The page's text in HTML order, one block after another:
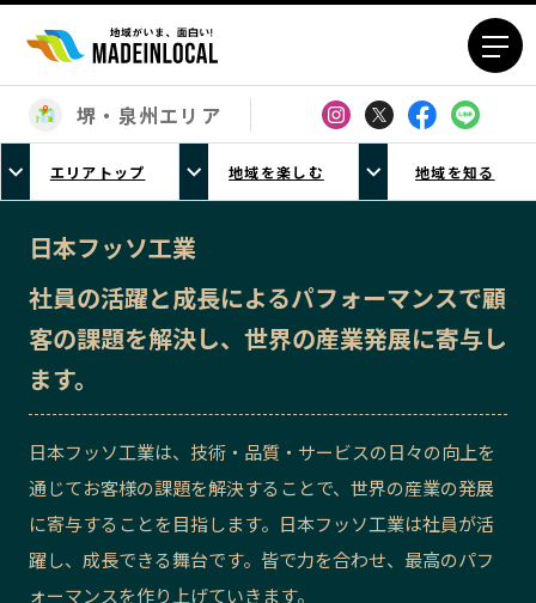
エリアから探す
北海道エリア
青森エリア
岩手エリア
福島エリア
茨城エリア
栃木エリア
群馬エリア
埼玉エリア
東京23区エリア
多摩エリア
神奈川エリア
新潟エリア
富山エリア
石川エリア
福井エリア
山梨エリア
長野エリア
岐阜エリア
堺・泉州エリア
エリアトップ 地域を楽しむ 地域を知る
日本フッソ工業
社員の活躍と成長によるパフォーマンスで顧
客の課題を解決し、世界の産業発展に寄与し
ます。
日本フッソ工業は、技術・品質・サービスの日々の向上を
通じてお客様の課題を解決することで、世界の産業の発展
に寄与することを目指します。日本フッソ工業は社員が活
躍し、成長できる舞台です。皆で力を合わせ、最高のパフ
ォーマンスを作り上げていきます。